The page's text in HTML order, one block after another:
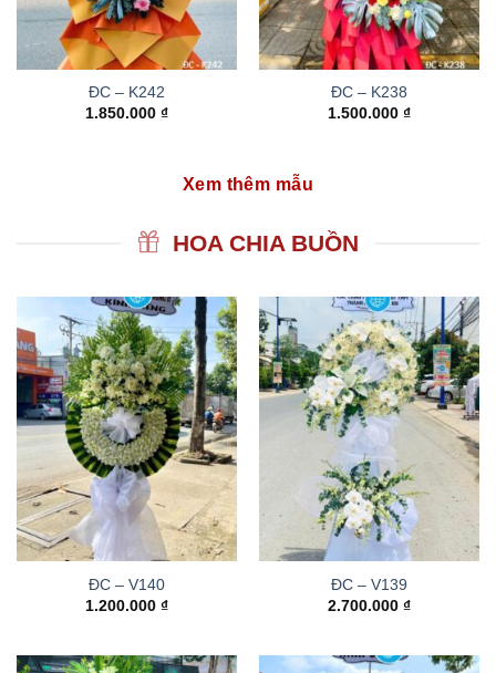
ĐC – K242
1.850.000 ₫
ĐC – K238
1.500.000 ₫
Xem thêm mẫu
HOA CHIA BUỒN
ĐC – V140
1.200.000 ₫
ĐC – V139
2.700.000 ₫